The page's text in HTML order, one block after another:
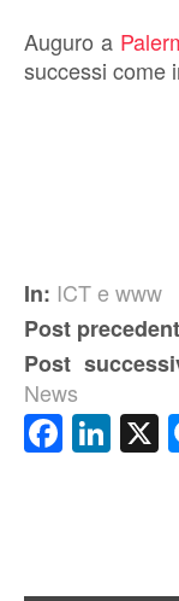
Auguro a
successi come
In: ICT e www
Post
Post
News